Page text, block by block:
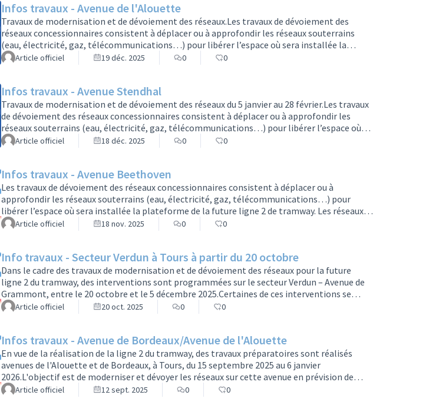
Infos travaux - Avenue de l'Alouette
Travaux de modernisation et de dévoiement des réseaux.Les travaux de dévoiement des
réseaux concessionnaires consistent à déplacer ou à approfondir les réseaux souterrains
(eau, électricité, gaz, télécommunications…) pour libérer l’espace où sera installée la
plateforme de la future ligne 2 de tramway. Les réseaux seront modernisés à cette occasion.
Phase du 6 janvier au 31 mars 2026 :·Les voies de Tours vers Chambray-lès-Tours resteront
Article officiel 19 déc. 2025 0 0
Infos travaux - Avenue Stendhal
Travaux de modernisation et de dévoiement des réseaux du 5 janvier au 28 février.Les travaux
de dévoiement des réseaux concessionnaires consistent à déplacer ou à approfondir les
réseaux souterrains (eau, électricité, gaz, télécommunications…) pour libérer l’espace où
sera installée la plateforme de la future ligne 2 de tramway. Les réseaux seront modernisés à
cette occasion.Les travaux seront réalisés par secteur pour limiter les impacts. Des
Article officiel 18 déc. 2025 0 0
Infos travaux - Avenue Beethoven
Les travaux de dévoiement des réseaux concessionnaires consistent à déplacer ou à
approfondir les réseaux souterrains (eau, électricité, gaz, télécommunications…) pour
libérer l’espace où sera installée la plateforme de la future ligne 2 de tramway. Les réseaux
seront modernisés à cette occasion.Les travaux devraient se dérouler du 20 novembre 2025
au 19 décembre 2025, avenue Beethoven à Tours.Les travaux seront réalisés par secteur pour
Article officiel 18 nov. 2025 0 0
Info travaux - Secteur Verdun à Tours à partir du 20 octobre
Dans le cadre des travaux de modernisation et de dévoiement des réseaux pour la future
ligne 2 du tramway, des interventions sont programmées sur le secteur Verdun – Avenue de
Grammont, entre le 20 octobre et le 5 décembre 2025.Certaines de ces interventions se
feront de nuit : Lundi 20 octobre : sondages pour le réseau d’eau potable – de 21h30 à 3h.
Interventions les plus bruyantes en début et fin de chantier. Semaine du 17 au 21 novembre :
Article officiel 20 oct. 2025 0 0
Infos travaux - Avenue de Bordeaux/Avenue de l'Alouette
En vue de la réalisation de la ligne 2 du tramway, des travaux préparatoires sont réalisés
avenues de l'Alouette et de Bordeaux, à Tours, du 15 septembre 2025 au 6 janvier
2026.L'objectif est de moderniser et dévoyer les réseaux sur cette avenue en prévision de
l'arrivée du tramway.Les principaux impacts sur la circulation seront :· Du 15 septembre 2025
au 6 janvier 2026 (phase 1), sur l’avenue de Bordeaux : les voies en provenance de l’avenue de
Article officiel 12 sept. 2025 0 0